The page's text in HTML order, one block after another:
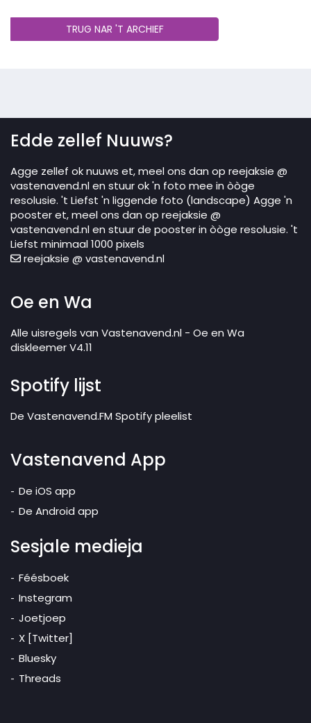
TRUG NAR 'T ARCHIEF
Edde zellef Nuuws?
Agge zellef ok nuuws et, meel ons dan op reejaksie @
vastenavend.nl en stuur ok 'n foto mee in òòge
resolusie. 't Liefst 'n liggende foto (landscape) Agge 'n
pooster et, meel ons dan op reejaksie @
vastenavend.nl en stuur de pooster in òòge resolusie. 't
Liefst minimaal 1000 pixels
reejaksie @ vastenavend.nl
Oe en Wa
Alle uisregels van Vastenavend.nl - Oe en Wa
diskleemer V4.11
Spotify lijst
De Vastenavend.FM Spotify pleelist
Vastenavend App
De iOS app
De Android app
Sesjale medieja
Féésboek
Instegram
Joetjoep
X [Twitter]
Bluesky
Threads